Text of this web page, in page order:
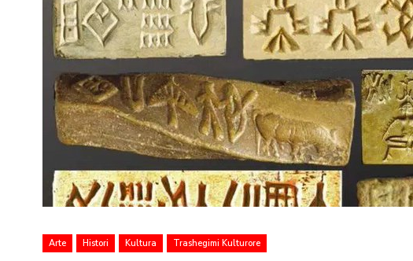
Arte Histori Kultura Trashegimi Kulturore